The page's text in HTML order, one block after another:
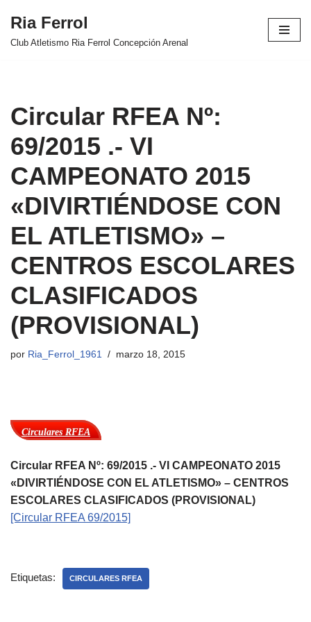
Saltar
Ria Ferrol
Club Atletismo Ria Ferrol Concepción Arenal
Circular RFEA Nº:
69/2015 .- VI
CAMPEONATO 2015
«DIVIRTIÉNDOSE CON
EL ATLETISMO» –
CENTROS ESCOLARES
CLASIFICADOS
(PROVISIONAL)
por Ria_Ferrol_1961 marzo 18, 2015
Circulares RFEA
Circular RFEA Nº: 69/2015 .- VI CAMPEONATO 2015
«DIVIRTIÉNDOSE CON EL ATLETISMO» – CENTROS
ESCOLARES CLASIFICADOS (PROVISIONAL)
[Circular RFEA 69/2015]
Etiquetas: CIRCULARES RFEA